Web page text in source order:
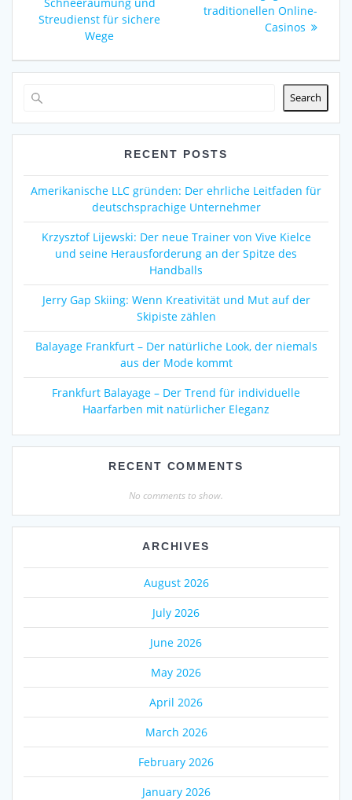
Streudienst für sichere
Wege
traditionellen Online-
Casinos
Search
RECENT POSTS
Amerikanische LLC gründen: Der ehrliche Leitfaden für
deutschsprachige Unternehmer
Krzysztof Lijewski: Der neue Trainer von Vive Kielce
und seine Herausforderung an der Spitze des
Handballs
Jerry Gap Skiing: Wenn Kreativität und Mut auf der
Skipiste zählen
Balayage Frankfurt – Der natürliche Look, der niemals
aus der Mode kommt
Frankfurt Balayage – Der Trend für individuelle
Haarfarben mit natürlicher Eleganz
RECENT COMMENTS
No comments to show.
ARCHIVES
August 2026
July 2026
June 2026
May 2026
April 2026
March 2026
February 2026
January 2026